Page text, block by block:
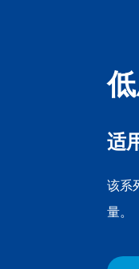
适
该系
量。